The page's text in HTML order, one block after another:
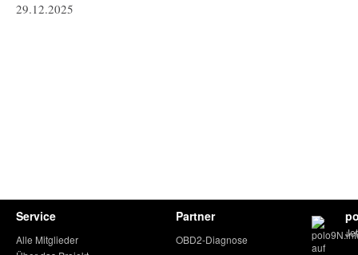
29.12.2025
Service
Alle Mitglieder
Partner
OBD2-Diagnose